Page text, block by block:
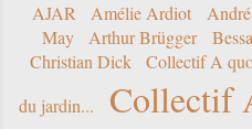
AJAR Amélie Ardiot
May
Arthur Brügger
Christian Dick
Collectif A
du jardin...
Collectif